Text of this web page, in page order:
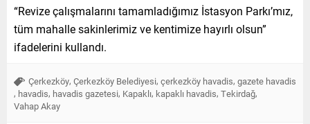
“Revize çalışmalarını tamamladığımız İstasyon Parkı’mız,
tüm mahalle sakinlerimiz ve kentimize hayırlı olsun”
ifadelerini kullandı.
Çerkezköy, Çerkezköy Belediyesi, çerkezköy havadis, gazete havadis
, havadis, havadis gazetesi, Kapaklı, kapaklı havadis, Tekirdağ,
Vahap Akay